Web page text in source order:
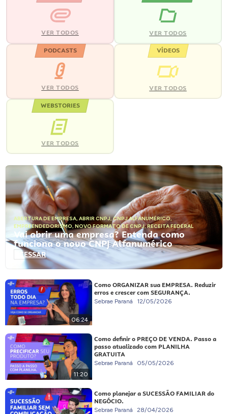
VER TODOS VER TODOS
PODCASTS
VER TODOS
VÍDEOS
VER TODOS
WEBSTORIES
VER TODOS
ABERTURA DE EMPRESA, ABRIR CNPJ,CNPJ ALFANUMÉRICO,
EMPREENDEDORISMO, NOVO FORMATO DE CNPJ,RECEITA FEDERAL
Vai abrir uma empresa? Entenda como
funciona o novo CNPJ Alfanumérico
ACESSAR
06:24
Como ORGANIZAR sua EMPRESA. Reduzir
erros e crescer com SEGURANÇA.
Sebrae Paraná 12/05/2026
11:20
Como definir o PREÇO DE VENDA. Passo a
passo atualizado com PLANILHA
GRATUITA
Sebrae Paraná 05/05/2026
Como planejar a SUCESSÃO FAMILIAR do
NEGÓCIO.
Sebrae Paraná 28/04/2026